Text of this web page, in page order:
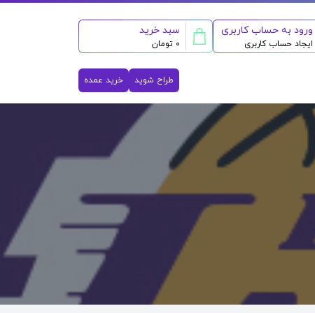
ورود به حساب کاربری
ایجاد حساب کاربری
سبد خرید
0 تومان
طراح شوید خرید عمده